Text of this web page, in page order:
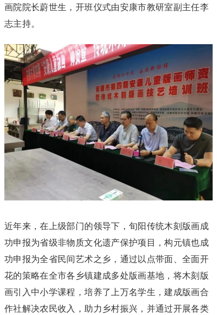
画院院长蔚世生，开班仪式由安康市教研室副主任李
志主持。
近年来，在上级部门的领导下，旬阳传统木刻版画成
功申报为省级非物质文化遗产保护项目，构元镇也成
功申报为全省民间艺术之乡，通过以点带面、全面开
花的策略在全市各乡镇建成多处版画基地，将木刻版
画引入中小学课程，培养了上万名学生，建成版画合
作社解决农民收入，助力乡村振兴，并通过开展各类